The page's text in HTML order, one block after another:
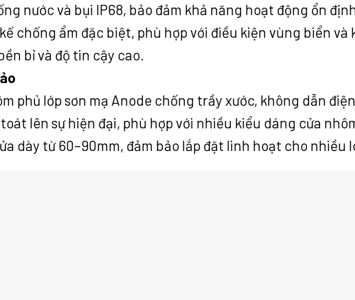
nước và bụi IP68, bảo đảm khả năng hoạt động ổn
chống ẩm đặc biệt, phù hợp với điều kiện vùng biển và
bỉ và độ tin cậy cao.
phủ lớp sơn mạ Anode chống trầy xước, không dẫn
lên sự hiện đại, phù hợp với nhiều kiểu dáng cửa
dày từ 60–90mm, đảm bảo lắp đặt linh hoạt cho nhiều